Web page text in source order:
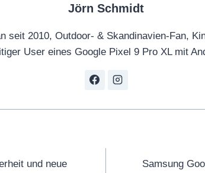
Jörn Schmidt
seit 2010, Outdoor- & Skandinavien-Fan,
User eines Google Pixel 9 Pro XL mit
und neue
Samsung